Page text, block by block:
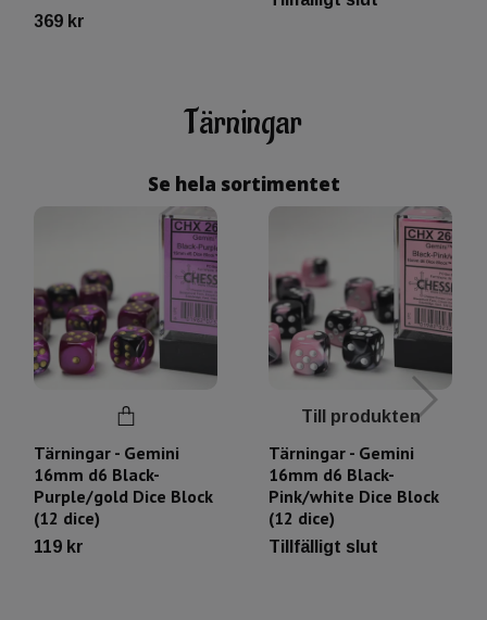
369 kr
Tärningar
Se hela sortimentet
Tärningar - Gemini
16mm d6 Black-
Purple/gold Dice Block
(12 dice)
119 kr
Till produkten
Tärningar - Gemini
16mm d6 Black-
Pink/white Dice Block
(12 dice)
Tillfälligt slut